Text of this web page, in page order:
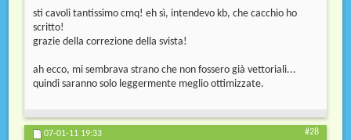
sti cavoli tantissimo cmq! eh sì, intendevo kb, che cacchio ho
scritto!
grazie della correzione della svista!
ah ecco, mi sembrava strano che non fossero già vettoriali...
quindi saranno solo leggermente meglio ottimizzate.
07-01-11 19:33 #28